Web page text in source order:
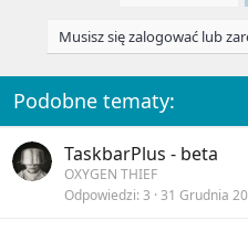
:
Musisz się zalogować lub
Podobne tematy:
TaskbarPlus - beta
OXYGEN THIEF
Odpowiedzi 3 31 Grudnia